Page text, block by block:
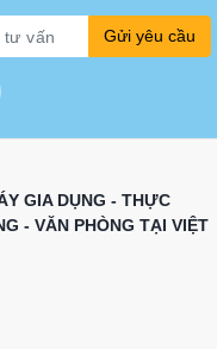
Gửi yêu cầu
GIA DỤNG - THỰC
- VĂN PHÒNG TẠI VIỆT